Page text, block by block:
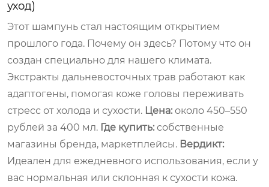
уход)
Этот шампунь стал настоящим открытием
прошлого года. Почему он здесь? Потому что он
создан специально для нашего климата.
Экстракты дальневосточных трав работают как
адаптогены, помогая коже головы переживать
стресс от холода и сухости. Цена: около 450–550
рублей за 400 мл. Где купить: собственные
магазины бренда, маркетплейсы. Вердикт:
Идеален для ежедневного использования, если у
вас нормальная или склонная к сухости кожа.